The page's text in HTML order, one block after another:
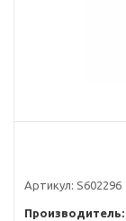
Артикул: S602296
Производитель: